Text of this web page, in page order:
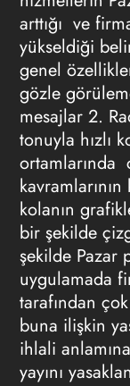
arttığı ve
yükseldiği
genel
gözle
mesajlar 2.
tonuyla hızlı
ortamlarında
kolanın
bir şekilde
şekilde Pazar
uygulamada
tarafından
buna ilişkin
ihlali
yayını